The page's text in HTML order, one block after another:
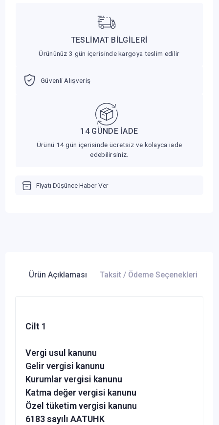
TESLİMAT BİLGİLERİ
Ürününüz 3 gün içerisinde kargoya teslim edilir
Güvenli Alışveriş
14 GÜNDE İADE
Ürünü 14 gün içerisinde ücretsiz ve kolayca iade
edebilirsiniz.
Fiyatı Düşünce Haber Ver
Ürün Açıklaması Taksit / Ödeme Seçenekleri
Cilt 1
Vergi usul kanunu
Gelir vergisi kanunu
Kurumlar vergisi kanunu
Katma değer vergisi kanunu
Özel tüketim vergisi kanunu
6183 sayılı AATUHK